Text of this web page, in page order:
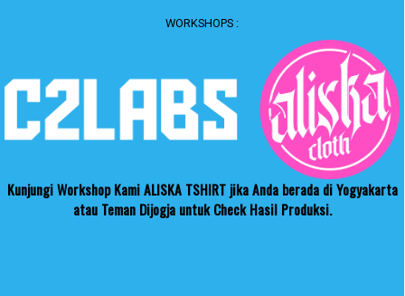
WORKSHOPS :
Kunjungi Workshop Kami ALISKA TSHIRT jika Anda berada di Yogyakarta
atau Teman Dijogja untuk Check Hasil Produksi.